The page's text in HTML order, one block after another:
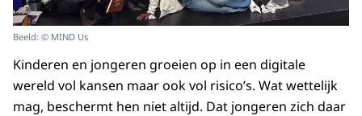
Beeld: © MIND Us
Kinderen en jongeren groeien op in een digitale
wereld vol kansen maar ook vol risico’s. Wat wettelijk
mag, beschermt hen niet altijd. Dat jongeren zich daar